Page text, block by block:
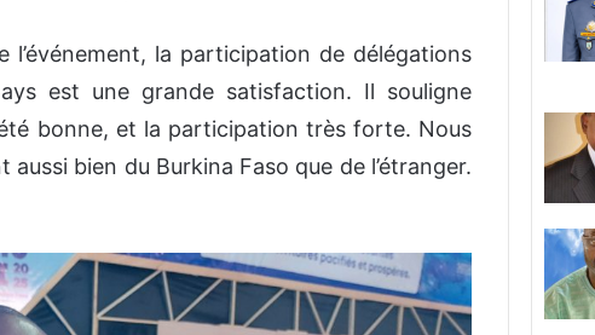
la participation de délégations
est une grande satisfaction. Il souligne
été bonne, et la participation très forte. Nous
bien du Burkina Faso que de l’étranger.